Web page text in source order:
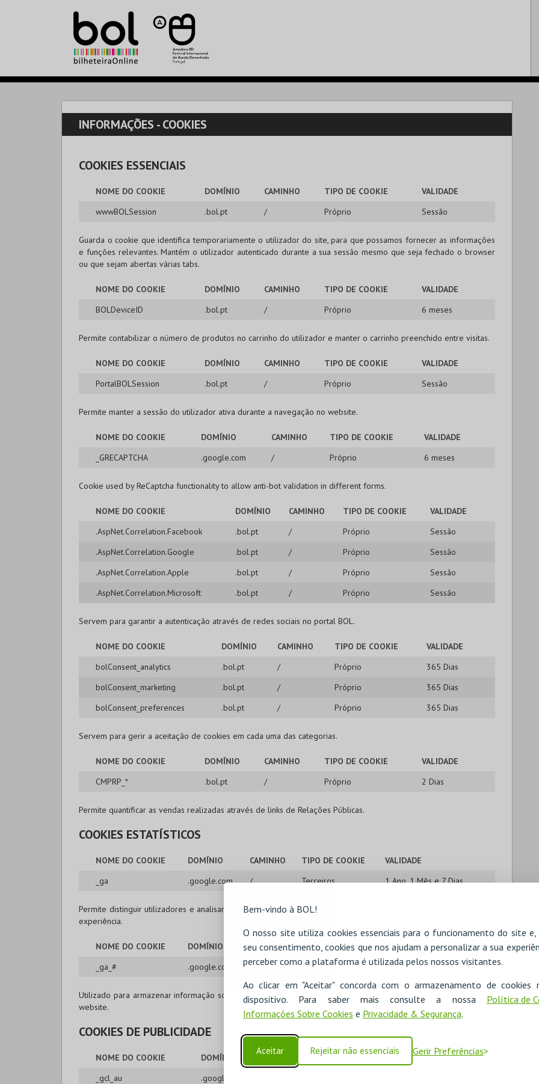
Bem-vindo à BOL!
O nosso site utiliza cookies essenciais para o funcionamento do site
seu consentimento, cookies que nos ajudam a personalizar a sua
perceber como a plataforma é utilizada pelos nossos visitantes.
Ao clicar em "Aceitar" concorda com o armazenamento de cookies
dispositivo. Para saber mais consulte a nossa Política de
Informações Sobre Cookies e Privacidade & Segurança.
Aceitar Rejeitar não essenciais Gerir Preferências
INFORMAÇÕES - COOKIES
COOKIES ESSENCIAIS
NOME DO COOKIE DOMÍNIO CAMINHO TIPO DE COOKIE
VALIDADE
wwwBOLSession
.bol.pt / Próprio Sessão
Guarda o cookie que identifica temporariamente o utilizador do site, para que possamos fornecer as informações
e funções relevantes. Mantém o utilizador autenticado durante a sua sessão mesmo que seja fechado o browser
ou que sejam abertas várias tabs.
NOME DO COOKIE DOMÍNIO CAMINHO TIPO DE COOKIE
VALIDADE
BOLDeviceID
.bol.pt / Próprio 6 meses
Permite contabilizar o número de produtos no carrinho do utilizador e manter o carrinho preenchido entre visitas.
NOME DO COOKIE DOMÍNIO CAMINHO TIPO DE COOKIE
VALIDADE
PortalBOLSession
.bol.pt / Próprio Sessão
Permite manter a sessão do utilizador ativa durante a navegação no website.
NOME DO COOKIE DOMÍNIO CAMINHO TIPO DE COOKIE
VALIDADE
_GRECAPTCHA
.google.com / Próprio 6 meses
Cookie used by ReCaptcha functionality to allow anti-bot validation in different forms.
NOME DO COOKIE DOMÍNIO CAMINHO TIPO DE COOKIE
VALIDADE
.AspNet.Correlation.Facebook
.bol.pt / Próprio
Sessão
.AspNet.Correlation.Google
.bol.pt / Próprio
Sessão
.AspNet.Correlation.Apple
.bol.pt / Próprio
Sessão
.AspNet.Correlation.Microsoft
.bol.pt / Próprio Sessão
Servem para garantir a autenticação através de redes sociais no portal BOL.
NOME DO COOKIE DOMÍNIO CAMINHO TIPO DE COOKIE
VALIDADE
bolConsent_analytics
.bol.pt / Próprio
365 Dias
bolConsent_marketing
.bol.pt / Próprio
365 Dias
bolConsent_preferences
.bol.pt / Próprio 365 Dias
Servem para gerir a aceitação de cookies em cada uma das categorias.
NOME DO COOKIE DOMÍNIO CAMINHO TIPO DE COOKIE
VALIDADE
CMPRP_*
.bol.pt / Próprio 2 Dias
Permite quantificar as vendas realizadas através de links de Relações Públicas.
COOKIES ESTATÍSTICOS
NOME DO COOKIE DOMÍNIO CAMINHO TIPO DE COOKIE
VALIDADE
_ga
.google.com / Terceiros 1 Ano, 1 Mês e 7 Dias
Permite distinguir utilizadores e analisar a forma como interagem com o website, contribuindo para a melhoria da
experiência.
NOME DO COOKIE DOMÍNIO CAMINHO TIPO DE COOKIE
VALIDADE
_ga_#
.google.com / Terceiros 1 Ano, 1 Mês e 7 Dias
Utilizado para armazenar informação sobre a sessão e suportar a análise de comportamento dos utilizadores no
website.
COOKIES DE PUBLICIDADE
NOME DO COOKIE DOMÍNIO CAMINHO TIPO DE COOKIE
VALIDADE
_gcl_au
.google.com